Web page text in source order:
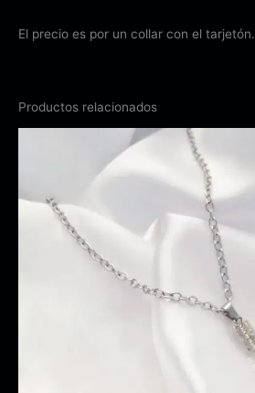
El precio es por un collar con el tarjetón.
Productos relacionados